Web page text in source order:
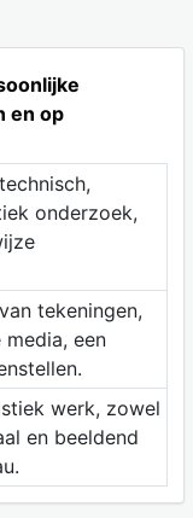
en op
onderzoek,
tekeningen,
een
werk, zowel
en beeldend